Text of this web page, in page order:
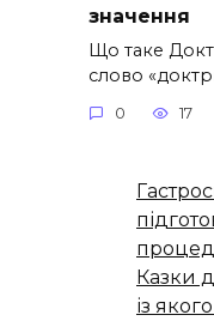
значення
Що таке
слово
0 17
Казки
із